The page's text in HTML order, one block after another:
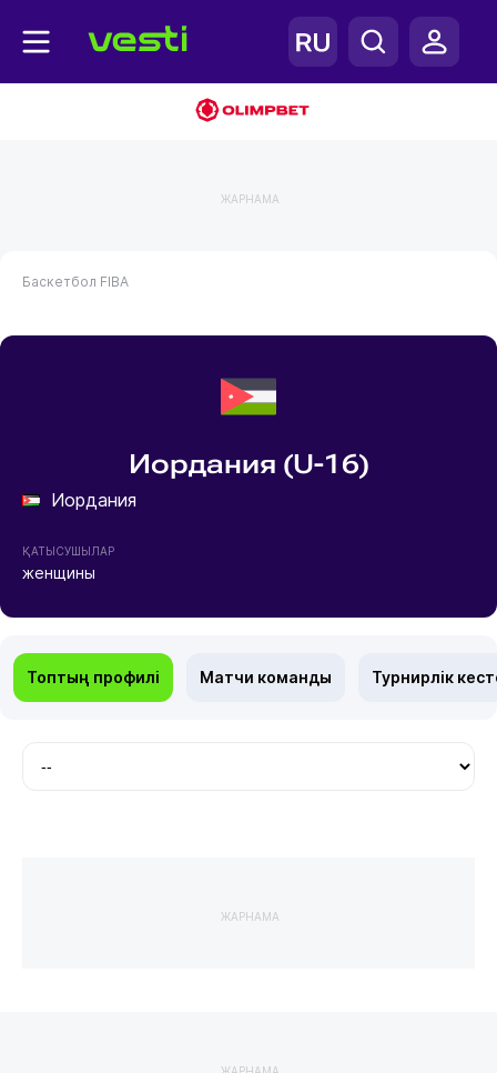
ЖАРНАМА
Баскетбол FIBA
Иордания (U-16)
Иордания
ҚАТЫСУШЫЛАР
женщины
Топтың профилі Матчи команды Турнирлік
ЖАРНАМА